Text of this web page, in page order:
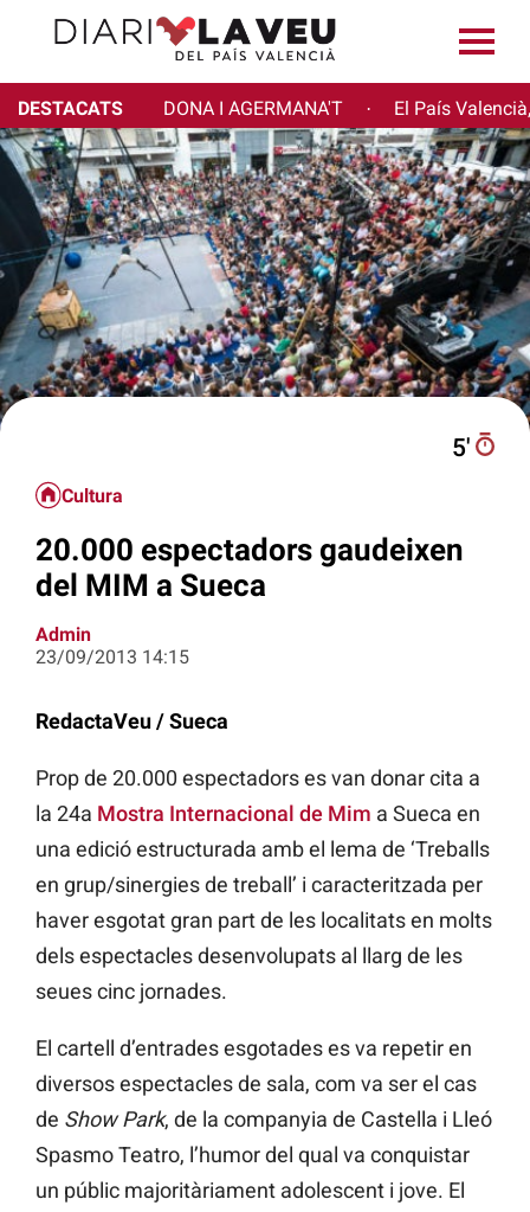
DESTACATS DONA I AGERMANA'T · El País
5′
Cultura
20.000 espectadors gaudeixen
del MIM a Sueca
Admin
23/09/2013 14:15
RedactaVeu / Sueca
Prop de 20.000 espectadors es van donar cita a
la 24a Mostra Internacional de Mim a Sueca en
una edició estructurada amb el lema de ‘Treballs
en grup/sinergies de treball’ i caracteritzada per
haver esgotat gran part de les localitats en molts
dels espectacles desenvolupats al llarg de les
seues cinc jornades.
El cartell d’entrades esgotades es va repetir en
diversos espectacles de sala, com va ser el cas
de Show Park, de la companyia de Castella i Lleó
Spasmo Teatro, l’humor del qual va conquistar
un públic majoritàriament adolescent i jove. El